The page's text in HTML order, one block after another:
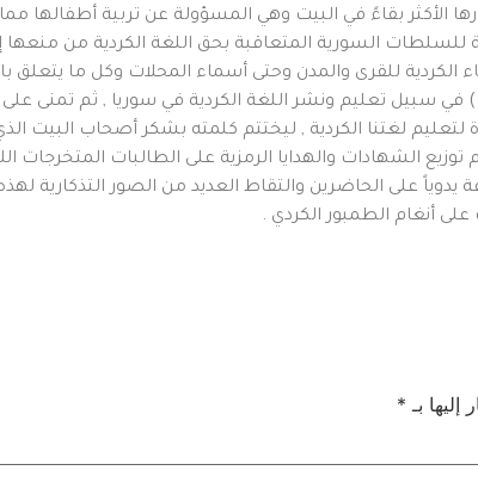
الأكثر بقاءً في البيت وهي المسؤولة عن تربية
للسلطات السورية المتعاقبة بحق اللغة الكردية من
للقرى والمدن وحتى أسماء المحلات وكل ما يتعلق
) في سبيل تعليم ونشر اللغة الكردية في سوريا , ثم تمنى على
لغتنا الكردية , ليختتم كلمته بشكر أصحاب البيت
الشهادات والهدايا الرمزية على الطالبات المتخرجات
يدوياً على الحاضرين والتقاط العديد من الصور التذكارية
أنغام الطمبور الكردي .
بـ *